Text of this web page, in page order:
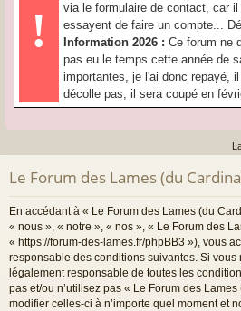
!
via le formulaire de contact, car
essayent de faire un compte...
Information 2026 : Ce forum ne
pas eu le temps cette année de
importantes, je l'ai donc repayé,
décolle pas, il sera coupé en
Le Forum des Lames (du
En accédant à « Le Forum des Lames (du
« nous », « notre », « nos », « Le Forum des
« https://forum-des-lames.fr/phpBB3 »), vous
responsable des conditions suivantes. Si vous
légalement responsable de toutes les
pas et/ou n’utilisez pas « Le Forum des
modifier celles-ci à n’importe quel moment et